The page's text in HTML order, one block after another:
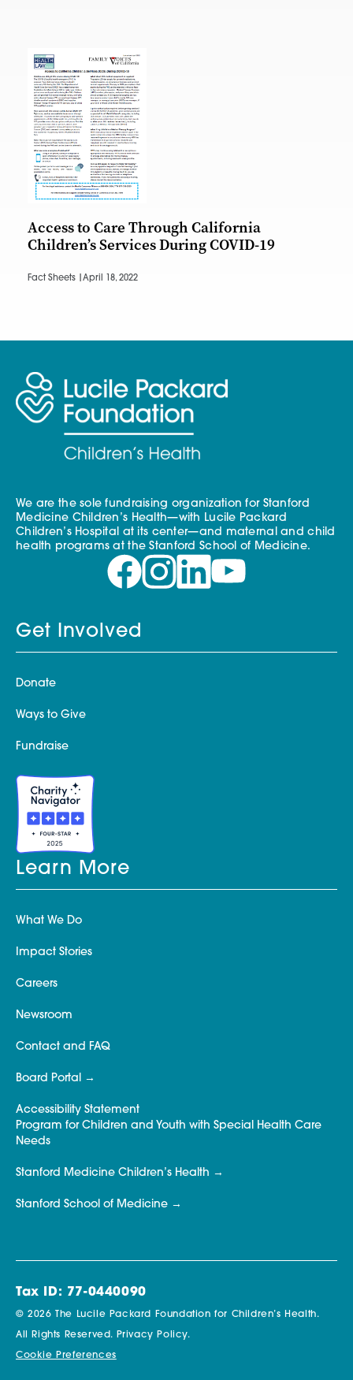
Access to Care Through California
Children’s Services During COVID-19
Fact Sheets | April 18, 2022
We are the sole fundraising organization for Stanford
Medicine Children’s Health—with Lucile Packard
Children’s Hospital at its center—and maternal and child
health programs at the Stanford School of Medicine.
Get Involved
Donate
Ways to Give
Fundraise
Learn More
What We Do
Impact Stories
Careers
Newsroom
Contact and FAQ
Board Portal
Accessibility Statement
Program for Children and Youth with Special Health Care
Needs
Stanford Medicine Children’s Health
Stanford School of Medicine
Tax ID: 77-0440090
© 2026 The Lucile Packard Foundation for Children’s Health.
All Rights Reserved. Privacy Policy.
Cookie Preferences